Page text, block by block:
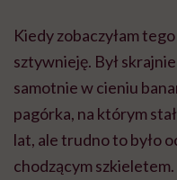
Kiedy zobaczyłam tego
sztywnieję. Był
samotnie w cieniu
pagórka, na którym
lat, ale trudno to było
chodzącym